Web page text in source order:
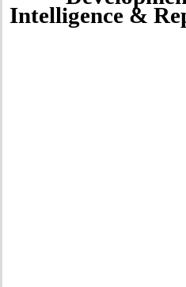
Intelligence &